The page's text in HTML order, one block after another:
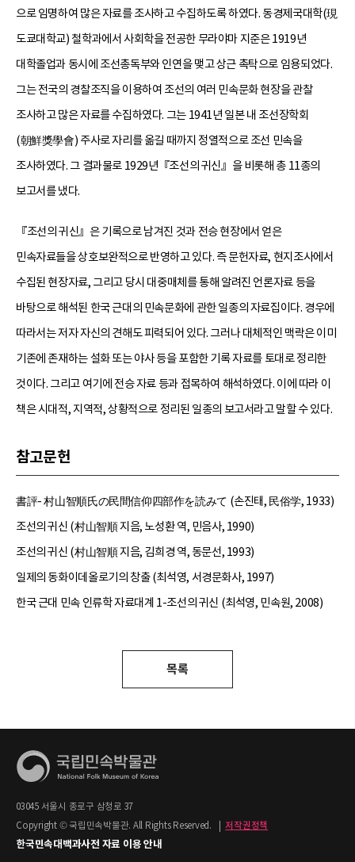
으로 임명하여 많은 자료를 조사하고 수집하도록 하였다. 동경제국대학(現
도쿄대학교) 철학과에서 사회학을 전공한 무라야마 지준은 1919년
대학졸업과 동시에 조선총독부와 인연을 맺고 상근 촉탁으로 임용되었다.
그는 전국의 경찰조직을 이용하여 조선의 여러 민속문화 현장을 관찰
조사하고 많은 자료를 수집하였다. 그는 1941년 일본 내 조선장학회
(朝鮮獎學會) 주사로 자리를 옮길 때까지 정열적으로 조선 민속을
조사하였다. 그 결과물로 1929년『조선의 귀신』을 비롯해 총 11종의
보고서를 냈다.
『조선의 귀신』은 기록으로 남겨진 것과 전승 현장에서 얻은
민속자료들을 상호보완적으로 반영하고 있다. 즉 문헌자료, 현지조사에서
수집된 현장자료, 그리고 당시 대중매체를 통해 알려진 언론자료 등을
바탕으로 해석된 한국 근대의 민속문화에 관한 일종의 자료집이다. 경우에
따라서는 저자 자신의 견해도 피력되어 있다. 그러나 대체적인 맥락은 이미
기존에 존재하는 설화 또는 야사 등을 포함한 기록 자료를 토대로 정리한
것이다. 그리고 여기에 전승 자료 등과 접목하여 해석하였다. 이에 따라 이
책은 시대적, 지역적, 상황적으로 정리된 일종의 보고서라고 말할 수 있다.
참고문헌
書評- 村山智順氏の民間信仰四部作を読みて (손진태, 民俗学, 1933)
조선의 귀신 (村山智順 지음, 노성환 역, 민음사, 1990)
조선의 귀신 (村山智順 지음, 김희경 역, 동문선, 1993)
일제의 동화이데올로기의 창출 (최석영, 서경문화사, 1997)
한국 근대 민속 인류학 자료대계 1-조선의 귀신 (최석영, 민속원, 2008)
목록
03045 서울시 종로구 삼청로 37
Copyright © 국립민속박물관. All Rights Reserved.
저작권정책
한국민속대백과사전 자료 이용 안내